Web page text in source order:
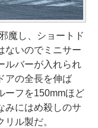
魔し、ショートド
ないのでミニサー
ルバーが入れられ
アの全長を伸ば
ーフを150mmほど
みにはめ殺しのサ
ル製だ。